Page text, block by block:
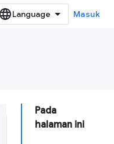
Masuk
Pada
halaman ini